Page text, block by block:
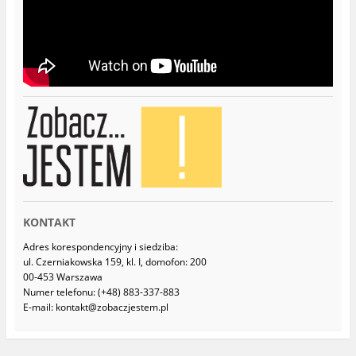
KONTAKT
Adres korespondencyjny i siedziba:
ul. Czerniakowska 159, kl. I, domofon: 200
00-453 Warszawa
Numer telefonu: (+48) 883-337-883
E-mail: kontakt@zobaczjestem.pl